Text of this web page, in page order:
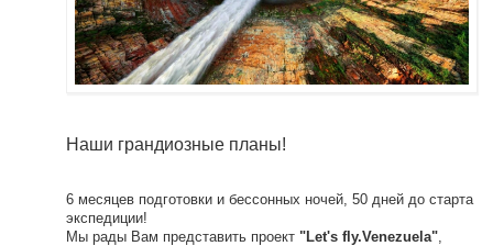
Наши грандиозные планы!
6 месяцев подготовки и бессонных ночей, 50 дней до старта
экспедиции!
Мы рады Вам представить проект "Let's fly.Venezuela"